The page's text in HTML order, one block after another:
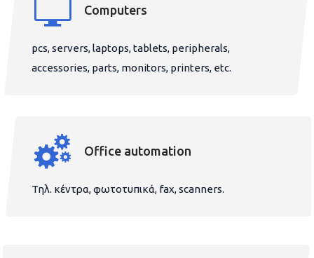
Computers
pcs, servers, laptops, tablets, peripherals,
accessories, parts, monitors, printers, etc.
Office automation
Τηλ. κέντρα, φωτοτυπικά, fax, scanners.